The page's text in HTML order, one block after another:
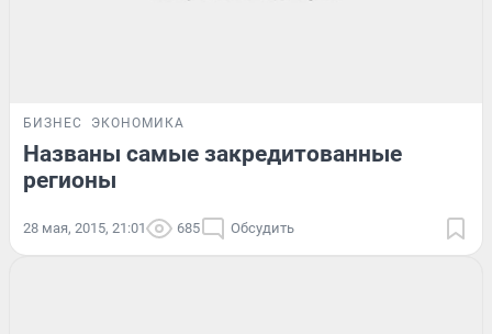
БИЗНЕС ЭКОНОМИКА
Названы самые закредитованные
регионы
28 мая, 2015, 21:01 685 Обсудить